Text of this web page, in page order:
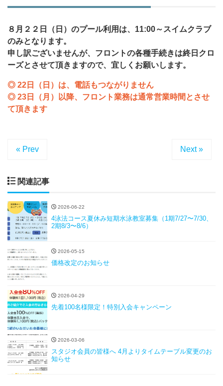
８月２２日（日）のプール利用は、11:00～スイムクラブ
のみとなります。
申し訳ございませんが、フロントの各種手続きは終日クロ
ーズとさせて頂きますので、宜しくお願いします。
◎ 22日（日）は、電話もつながりません
◎ 23日（月）以降、フロント業務は通常営業時間とさせ
て頂きます
« Prev Next »
関連記事
2026-06-22
4泳法コース夏休み短期水泳教室募集（1期7/27〜7/30、
2期8/3〜8/6）
2026-05-15
価格改定のお知らせ
2026-04-29
先着100名様限定！特別入会キャンペーン
2026-03-06
スタジオ会員の皆様へ 4月よりタイムテーブル変更のお
知らせ